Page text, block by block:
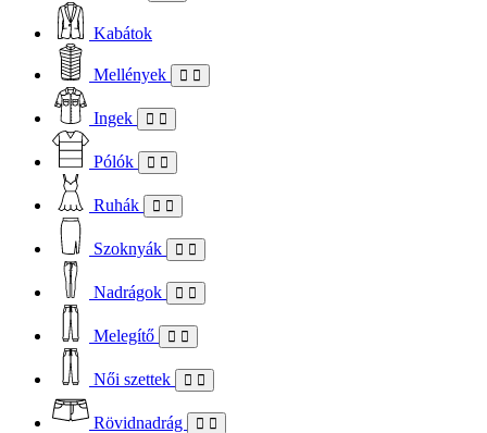
Kabátok
Mellények
Ingek
Pólók
Ruhák
Szoknyák
Nadrágok
Melegítő
Női szettek
Rövidnadrág